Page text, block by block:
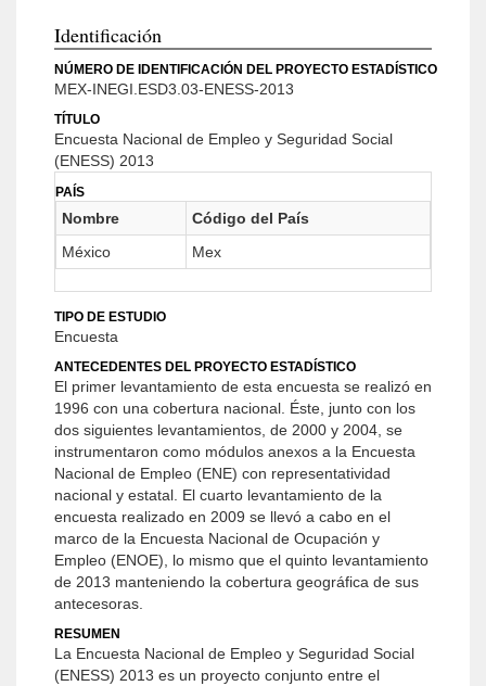
Identificación
NÚMERO DE IDENTIFICACIÓN DEL PROYECTO ESTADÍSTICO
MEX-INEGI.ESD3.03-ENESS-2013
TÍTULO
Encuesta Nacional de Empleo y Seguridad Social
(ENESS) 2013
PAÍS
Nombre
Código del País
México
Mex
TIPO DE ESTUDIO
Encuesta
ANTECEDENTES DEL PROYECTO ESTADÍSTICO
El primer levantamiento de esta encuesta se realizó en
1996 con una cobertura nacional. Éste, junto con los
dos siguientes levantamientos, de 2000 y 2004, se
instrumentaron como módulos anexos a la Encuesta
Nacional de Empleo (ENE) con representatividad
nacional y estatal. El cuarto levantamiento de la
encuesta realizado en 2009 se llevó a cabo en el
marco de la Encuesta Nacional de Ocupación y
Empleo (ENOE), lo mismo que el quinto levantamiento
de 2013 manteniendo la cobertura geográfica de sus
antecesoras.
RESUMEN
La Encuesta Nacional de Empleo y Seguridad Social
(ENESS) 2013 es un proyecto conjunto entre el